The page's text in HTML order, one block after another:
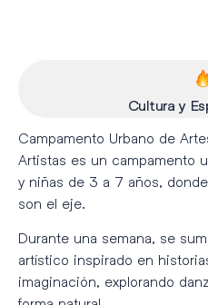
Cultura y
Campamento Urbano de
Artistas es un campamento
y niñas de 3 a 7 años,
son el eje.
Durante una semana, se
artístico inspirado en
imaginación, explorando